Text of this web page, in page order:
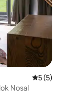
평점 5점
5 (5)
Nosal